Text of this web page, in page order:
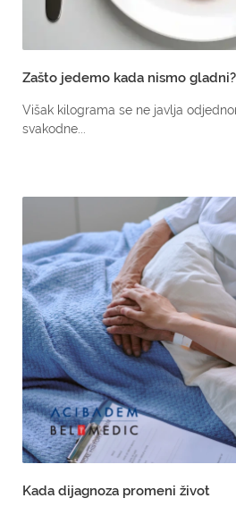
Zašto jedemo kada nismo gladni?
Višak kilograma se ne javlja
svakodne...
Kada dijagnoza promeni život